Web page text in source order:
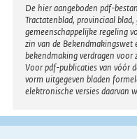
Disclaimer
De hier aangeboden pdf-
Tractatenblad, provinciaal
gemeenschappelijke regeling
zin van de
bekendmaking verdragen
Voor pdf-publicaties van vóór
vorm uitgegeven bladen
elektronische versies daarvan